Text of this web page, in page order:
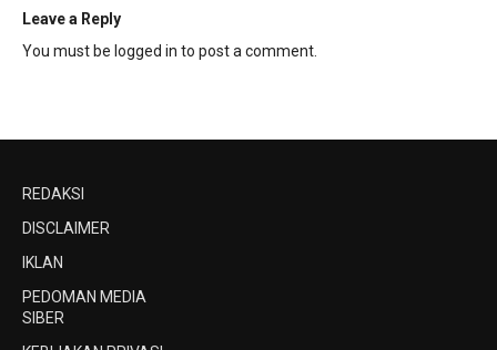
Leave a Reply
You must be logged in to post a comment.
REDAKSI
DISCLAIMER
IKLAN
PEDOMAN MEDIA
SIBER